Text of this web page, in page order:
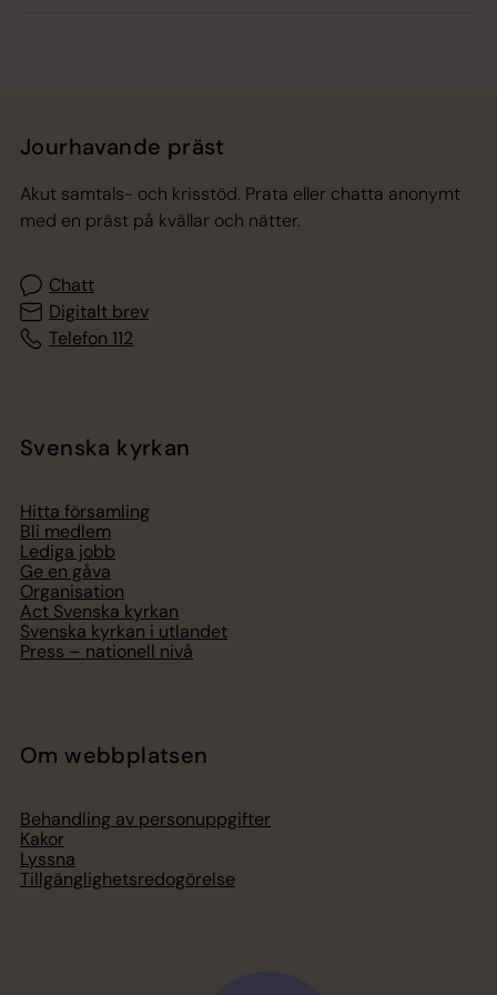
Jourhavande präst
Akut samtals- och krisstöd. Prata eller chatta anonymt
med en präst på kvällar och nätter.
Chatt
Digitalt brev
Telefon 112
Svenska kyrkan
Hitta församling
Bli medlem
Lediga jobb
Ge en gåva
Organisation
Act Svenska kyrkan
Svenska kyrkan i utlandet
Press – nationell nivå
Om webbplatsen
Behandling av personuppgifter
Kakor
Lyssna
Tillgänglighetsredogörelse